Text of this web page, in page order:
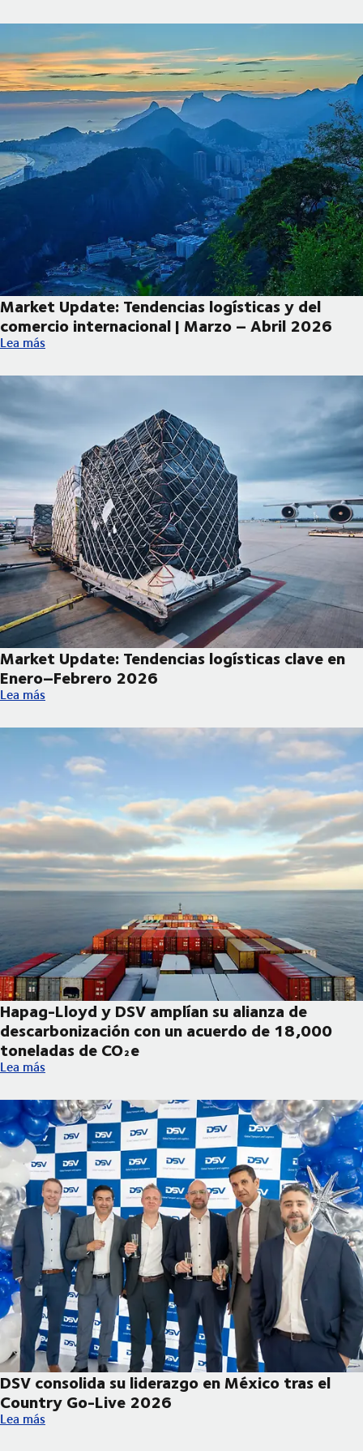
Market Update: Tendencias logísticas y del
comercio internacional | Marzo – Abril 2026
Market Update: Tendencias logísticas y del comercio
Lea más
Market Update: Tendencias logísticas clave en
Enero–Febrero 2026
Market Update: Tendencias logísticas clave en Enero–Febrero
Lea más
Hapag-Lloyd y DSV amplían su alianza de
descarbonización con un acuerdo de 18,000
toneladas de CO₂e
Hapag-Lloyd y DSV amplían su alianza de descarbonización
Lea más
DSV consolida su liderazgo en México tras el
Country Go-Live 2026
DSV consolida su liderazgo en México tras el Country Go-Live
Lea más